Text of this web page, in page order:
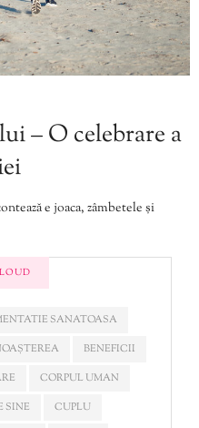
– O celebrare a
e joaca, zâmbetele și
SANATOASA
BENEFICII
CORPUL UMAN
SINE
CUPLU